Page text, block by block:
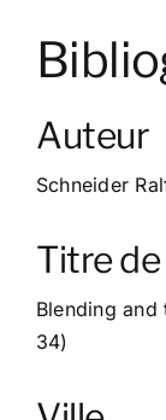
Publications
Bibliographie
Contact
Auteur
Schneider
Titre
Blending
34)